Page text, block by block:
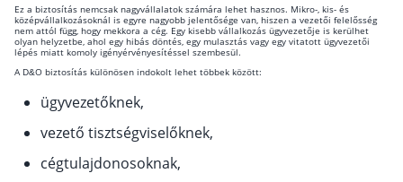
Ez a biztosítás nemcsak nagyvállalatok számára lehet hasznos. Mikro-, kis- és
középvállalkozásoknál is egyre nagyobb jelentősége van, hiszen a vezetői felelősség
nem attól függ, hogy mekkora a cég. Egy kisebb vállalkozás ügyvezetője is kerülhet
olyan helyzetbe, ahol egy hibás döntés, egy mulasztás vagy egy vitatott ügyvezetői
lépés miatt komoly igényérvényesítéssel szembesül.
A D&O biztosítás különösen indokolt lehet többek között:
ügyvezetőknek,
vezető tisztségviselőknek,
cégtulajdonosoknak,